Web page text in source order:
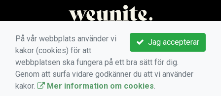
Jag accepterar
På vår webbplats använder vi
kakor (cookies) för att
webbplatsen ska fungera på ett bra sätt för dig.
Genom att surfa vidare godkänner du att vi använder
kakor.
Mer information om cookies.